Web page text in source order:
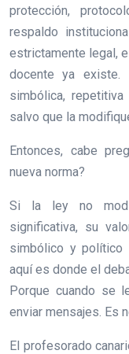
protección,
respaldo
estrictamente legal,
docente ya existe.
simbólica,
salvo que la
Entonces, cabe
nueva norma?
Si la ley no
significativa, su
simbólico y político
aquí es donde el
Porque cuando se
enviar mensajes. Es
El profesorado